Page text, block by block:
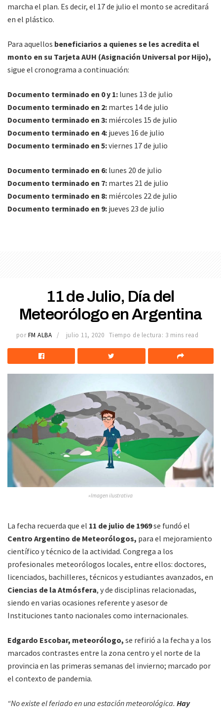
marcha el plan. Es decir, el 17 de julio el monto se acreditará
en el plástico.
Para aquellos beneficiarios a quienes se les acredita el
monto en su Tarjeta AUH (Asignación Universal por Hijo),
sigue el cronograma a continuación:
Documento terminado en 0 y 1: lunes 13 de julio
Documento terminado en 2: martes 14 de julio
Documento terminado en 3: miércoles 15 de julio
Documento terminado en 4: jueves 16 de julio
Documento terminado en 5:viernes 17 de julio
Documento terminado en 6: lunes 20 de julio
Documento terminado en 7: martes 21 de julio
Documento terminado en 8: miércoles 22 de julio
Documento terminado en 9: jueves 23 de julio
11 de Julio, Día del
Meteorólogo en Argentina
por FM ALBA julio 11, 2020 Tiempo de lectura: 3 mins read
»Imagen ilustrativa
La fecha recuerda que el 11 de julio de 1969se fundó el
Centro Argentino de Meteorólogos, para el mejoramiento
científico y técnico de la actividad. Congrega a los
profesionales meteorólogos locales, entre ellos: doctores,
licenciados, bachilleres, técnicos y estudiantes avanzados, en
Ciencias de la Atmósfera, y de disciplinas relacionadas,
siendo en varias ocasiones referente y asesor de
Instituciones tanto nacionales como internacionales.
Edgardo Escobar, meteorólogo, se refirió a la fecha y a los
marcados contrastes entre la zona centro y el norte de la
provincia en las primeras semanas del invierno; marcado por
el contexto de pandemia.
“No existe el feriado en una estación meteorológica. Hay